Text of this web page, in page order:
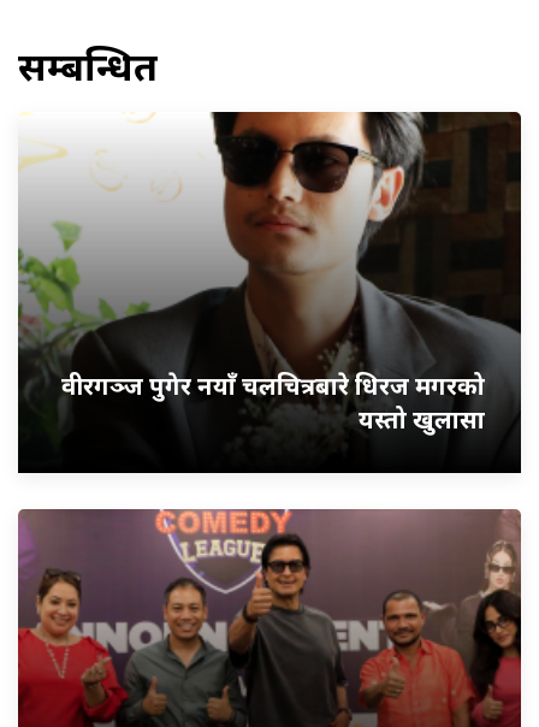
सम्बन्धित
वीरगञ्ज पुगेर नयाँ चलचित्रबारे धिरज मगरको
यस्तो खुलासा